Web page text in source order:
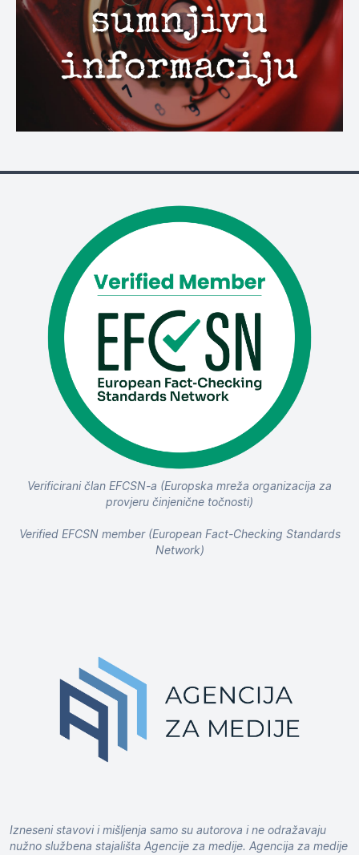
Verificirani član EFCSN-a (Europska mreža organizacija za
provjeru činjenične točnosti)
Verified EFCSN member (European Fact-Checking Standards
Network)
Izneseni stavovi i mišljenja samo su autorova i ne odražavaju
nužno službena stajališta Agencije za medije. Agencija za medije